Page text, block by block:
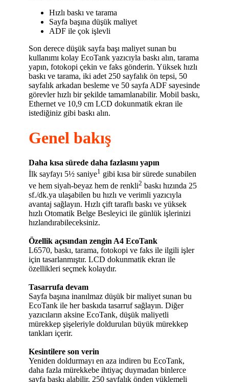
Hızlı baskı ve tarama
Sayfa başına düşük maliyet
ADF ile çok işlevli
Son derece düşük sayfa başı maliyet sunan bu
kullanımı kolay EcoTank yazıcıyla baskı alın, tarama
yapın, fotokopi çekin ve faks gönderin. Yüksek hızlı
baskı ve tarama, iki adet 250 sayfalık ön tepsi, 50
sayfalık arkadan besleme ve 50 sayfa ADF sayesinde
görevler hızlı bir şekilde tamamlanabilir. Mobil baskı,
Ethernet ve 10,9 cm LCD dokunmatik ekran ile
istediğiniz gibi baskı alın.
Genel bakış
Daha kısa sürede daha fazlasını yapın
İlk sayfayı 5½ saniye1 gibi kısa bir sürede sunabilen
ve hem siyah-beyaz hem de renkli2 baskı hızında 25
sf./dk.ya ulaşabilen bu hızlı ve verimli yazıcıyla
avantaj sağlayın. Hızlı çift taraflı baskı ve yüksek
hızlı Otomatik Belge Besleyici ile günlük işlerinizi
hızlandırabileceksiniz.
Özellik açısından zengin A4 EcoTank
L6570, baskı, tarama, fotokopi ve faks ile ilgili işler
için tasarlanmıştır. LCD dokunmatik ekran ile
özellikleri seçmek kolaydır.
Tasarrufa devam
Sayfa başına inanılmaz düşük bir maliyet sunan bu
EcoTank ile her baskıda tasarruf sağlayın. Diğer
yazıcıların aksine EcoTank, düşük maliyetli
mürekkep şişeleriyle doldurulan büyük mürekkep
tankları içerir.
Kesintilere son verin
Yeniden doldurmayı en aza indiren bu EcoTank,
daha fazla mürekkebe ihtiyaç duymadan binlerce
sayfa baskı alabilir, 250 sayfalık önden yüklemeli